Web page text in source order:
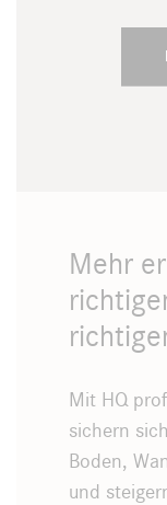
Mehr
Mit HQ
sichern
Boden,
und